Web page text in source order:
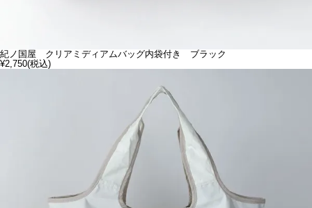
紀ノ国屋 クリアミディアムバッグ内袋付き ブラック
¥2,750(税込)